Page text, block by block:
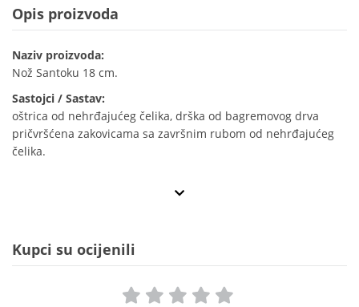
Opis proizvoda
Naziv proizvoda:
Nož Santoku 18 cm.
Sastojci / Sastav:
oštrica od nehrđajućeg čelika, drška od bagremovog drva
pričvršćena zakovicama sa završnim rubom od nehrđajućeg
čelika.
Kupci su ocijenili